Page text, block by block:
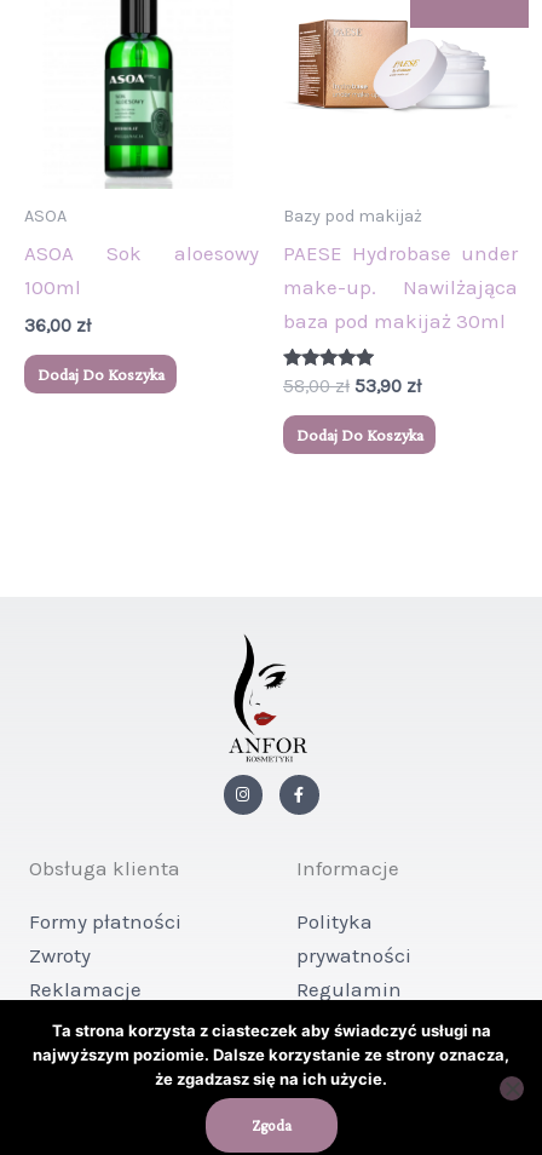
ASOA
ASOA Sok aloesowy
100ml
36,00 zł
Dodaj Do Koszyka
Bazy pod makijaż
PAESE Hydrobase under
make-up. Nawilżająca
baza pod makijaż 30ml
Oceniono
5.00
na 5
58,00zł
58,00 zł.
53,90 zł
53,90 zł.
Dodaj Do Koszyka
n
s
F
a
c
o
o
f
Obsługa klienta
Formy płatności
Zwroty
Reklamacje
Kontakt
Informacje
Polityka
prywatności
Regulamin
sklepu
Copyright © 2026 ANFOR KOSMETYKI
Powered by ANFOR KOSMETYKI
Ta strona korzysta z ciasteczek aby świadczyć usługi na
najwyższym poziomie. Dalsze korzystanie ze strony oznacza,
że zgadzasz się na ich użycie.
Zgoda